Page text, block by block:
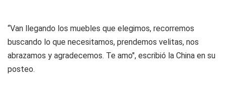
“Van llegando los muebles que elegimos, recorremos
buscando lo que necesitamos, prendemos velitas, nos
abrazamos y agradecemos. Te amo", escribió la China en su
posteo.